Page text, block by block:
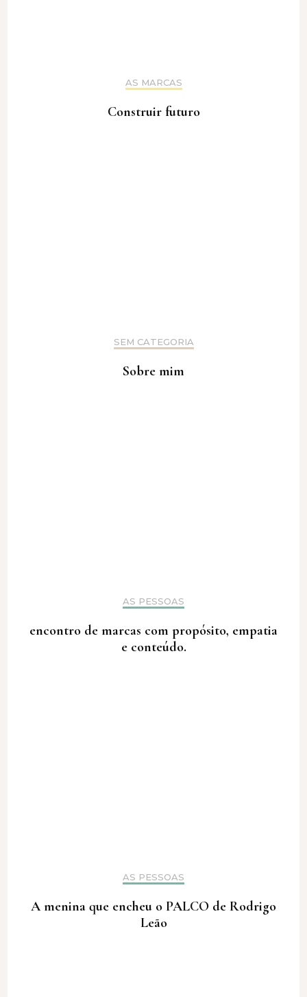
AS MARCAS
Construir futuro
SEM CATEGORIA
Sobre mim
AS PESSOAS
encontro de marcas com propósito, empatia
e conteúdo.
AS PESSOAS
A menina que encheu o PALCO de Rodrigo
Leão